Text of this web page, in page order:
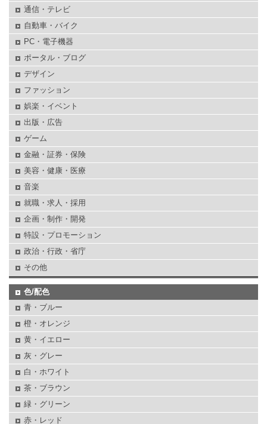
通信・テレビ
自動車・バイク
PC・電子機器
ポータル・ブログ
デザイン
ファッション
娯楽・イベント
出版・広告
ゲーム
金融・証券・保険
美容・健康・医療
音楽
就職・求人・採用
企画・制作・開発
特設・プロモーション
政治・行政・省庁
その他
色/配色
青・ブルー
橙・オレンジ
黄・イエロー
灰・グレー
白・ホワイト
茶・ブラウン
緑・グリーン
赤・レッド